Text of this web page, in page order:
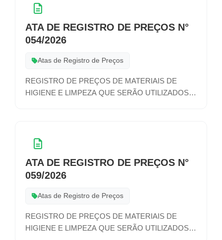
ATA DE REGISTRO DE PREÇOS N°
054/2026
Atas de Registro de Preços
REGISTRO DE PREÇOS DE MATERIAIS DE
HIGIENE E LIMPEZA QUE SERÃO UTILIZADOS
ATA DE REGISTRO DE PREÇOS N°
059/2026
Atas de Registro de Preços
REGISTRO DE PREÇOS DE MATERIAIS DE
HIGIENE E LIMPEZA QUE SERÃO UTILIZADOS